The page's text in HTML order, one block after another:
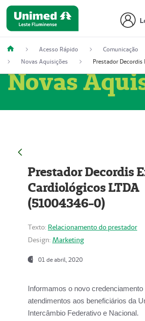
Acesso Rápido
Comunicação
Novas Aquisições
Novas
Prestador Decordis
Cardiológicos LTDA
(51004346-0)
Texto: Relacionamento do prestador
Design: Marketing
01 de abril, 2020
Informamos o novo credenciamento
atendimentos aos beneficiários da
Intercâmbio Federativo e Nacional.